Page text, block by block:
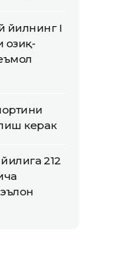
йилнинг I
озиқ-
керак
212